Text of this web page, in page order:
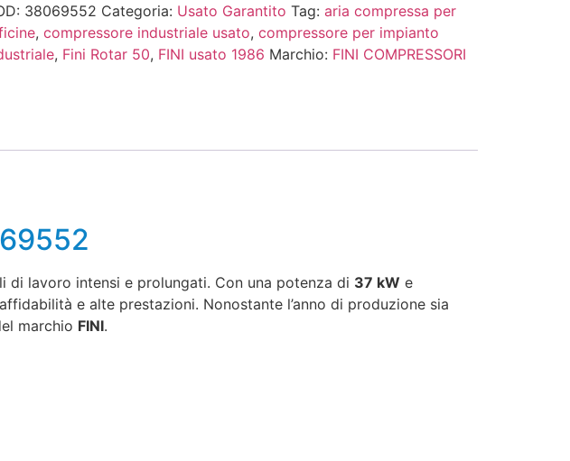
38069552 Categoria: Usato Garantito Tag: aria compressa per
, compressore industriale usato, compressore per impianto
, Fini Rotar 50, FINI usato 1986 Marchio: FINI COMPRESSORI
lavoro intensi e prolungati. Con una potenza di 37 kW e
e alte prestazioni. Nonostante l’anno di produzione sia
marchio FINI.